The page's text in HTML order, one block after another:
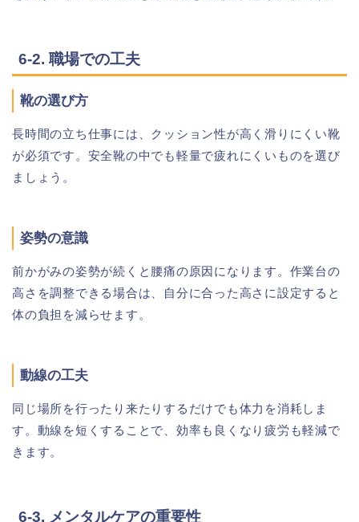
6-2. 職場での工夫
靴の選び方
長時間の立ち仕事には、クッション性が高く滑りにくい靴
が必須です。安全靴の中でも軽量で疲れにくいものを選び
ましょう。
姿勢の意識
前かがみの姿勢が続くと腰痛の原因になります。作業台の
高さを調整できる場合は、自分に合った高さに設定すると
体の負担を減らせます。
動線の工夫
同じ場所を行ったり来たりするだけでも体力を消耗しま
す。動線を短くすることで、効率も良くなり疲労も軽減で
きます。
6-3. メンタルケアの重要性